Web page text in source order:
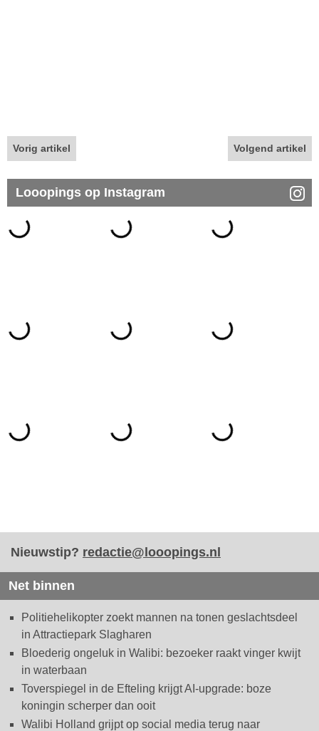
Vorig artikel Volgend artikel
Looopings op Instagram
Nieuwstip? redactie@looopings.nl
Net binnen
Politiehelikopter zoekt mannen na tonen geslachtsdeel
in Attractiepark Slagharen
Bloederig ongeluk in Walibi: bezoeker raakt vinger kwijt
in waterbaan
Toverspiegel in de Efteling krijgt AI-upgrade: boze
koningin scherper dan ooit
Walibi Holland grijpt op social media terug naar